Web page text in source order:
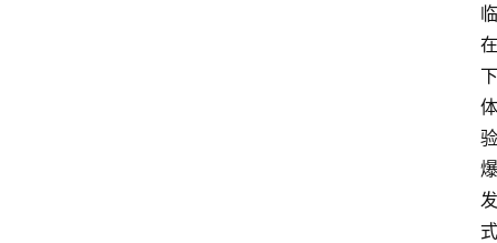
临
在
下
体
验
爆
发
式